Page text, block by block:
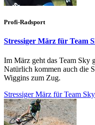
Profi-Radsport
Stressiger März für Team
Im März geht das Team Sky
Natürlich kommen auch die
Wiggins zum Zug.
Stressiger März für Team Sky